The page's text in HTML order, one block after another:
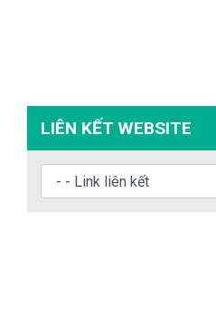
LIÊN KẾT WEBSITE